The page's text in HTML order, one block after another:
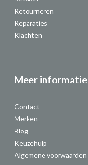
Retourneren
Reparaties
Klachten
Meer informatie
Contact
Merken
Blog
Keuzehulp
Algemene voorwaarden